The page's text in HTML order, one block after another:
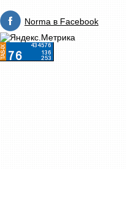
Norma в Facebook